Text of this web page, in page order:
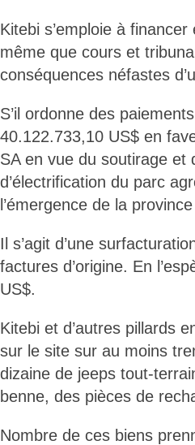
Kitebi s’emploie à
même que cours et
conséquences néfastes
S’il ordonne des
40.122.733,10 US$ en
SA en vue du soutirage et
d’électrification du parc
l’émergence de la
Il s’agit d’une
factures d’origine. En
US$.
Kitebi et d’autres pillards
sur le site sur au moins
dizaine de jeeps tout-
benne, des pièces de
Nombre de ces biens